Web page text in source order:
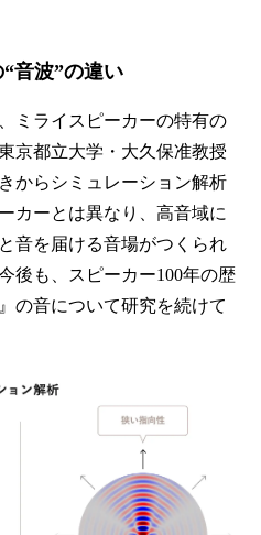
音波”の違い
ミライスピーカーの特有の
京都立大学・大久保准教授
からシミュレーション解析
カーとは異なり、高音域に
音を届ける音場がつくられ
後も、スピーカー100年の歴
の音について研究を続けて